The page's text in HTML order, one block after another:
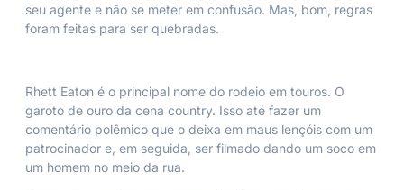
seu agente e não se meter em confusão. Mas, bom, regras
foram feitas para ser quebradas.
Rhett Eaton é o principal nome do rodeio em touros. O
garoto de ouro da cena country. Isso até fazer um
comentário polêmico que o deixa em maus lençóis com um
patrocinador e, em seguida, ser filmado dando um soco em
um homem no meio da rua.